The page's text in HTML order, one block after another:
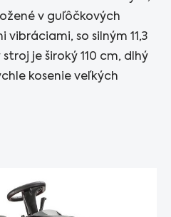
v guľôčkových
vibráciami, so silným 11,3
je široký 110 cm, dlhý
kosenie veľkých